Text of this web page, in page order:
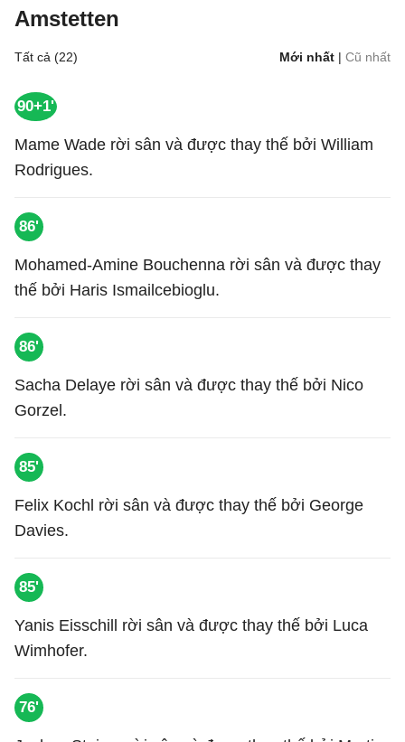
Amstetten
Tất cả (22) Mới nhất | Cũ nhất
90+1'
Mame Wade rời sân và được thay thế bởi William
Rodrigues.
86'
Mohamed-Amine Bouchenna rời sân và được thay
thế bởi Haris Ismailcebioglu.
86'
Sacha Delaye rời sân và được thay thế bởi Nico
Gorzel.
85'
Felix Kochl rời sân và được thay thế bởi George
Davies.
85'
Yanis Eisschill rời sân và được thay thế bởi Luca
Wimhofer.
76'